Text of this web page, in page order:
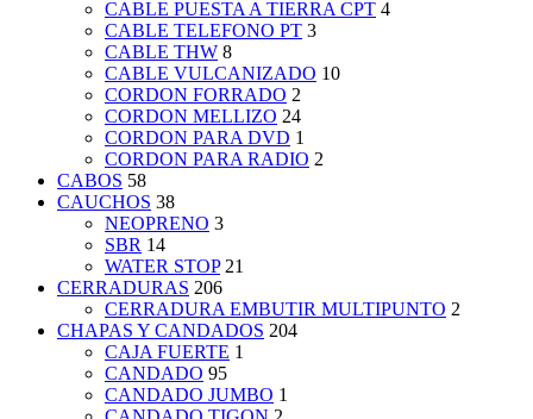
CABLE PUESTA A TIERRA CPT 4
CABLE TELEFONO PT 3
CABLE THW 8
CABLE VULCANIZADO 10
CORDON FORRADO 2
CORDON MELLIZO 24
CORDON PARA DVD 1
CORDON PARA RADIO 2
CABOS 58
CAUCHOS 38
NEOPRENO 3
SBR 14
WATER STOP 21
CERRADURAS 206
CERRADURA EMBUTIR MULTIPUNTO 2
CHAPAS Y CANDADOS 204
CAJA FUERTE 1
CANDADO 95
CANDADO JUMBO 1